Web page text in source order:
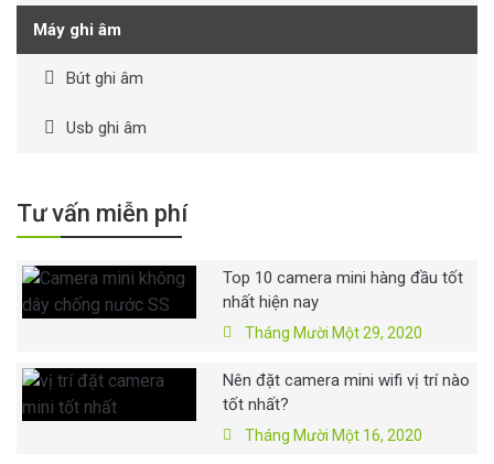
Máy ghi âm
Bút ghi âm
Usb ghi âm
Tư vấn miễn phí
Top 10 camera mini hàng đầu tốt
nhất hiện nay
Tháng Mười Một 29, 2020
Nên đặt camera mini wifi vị trí nào
tốt nhất?
Tháng Mười Một 16, 2020